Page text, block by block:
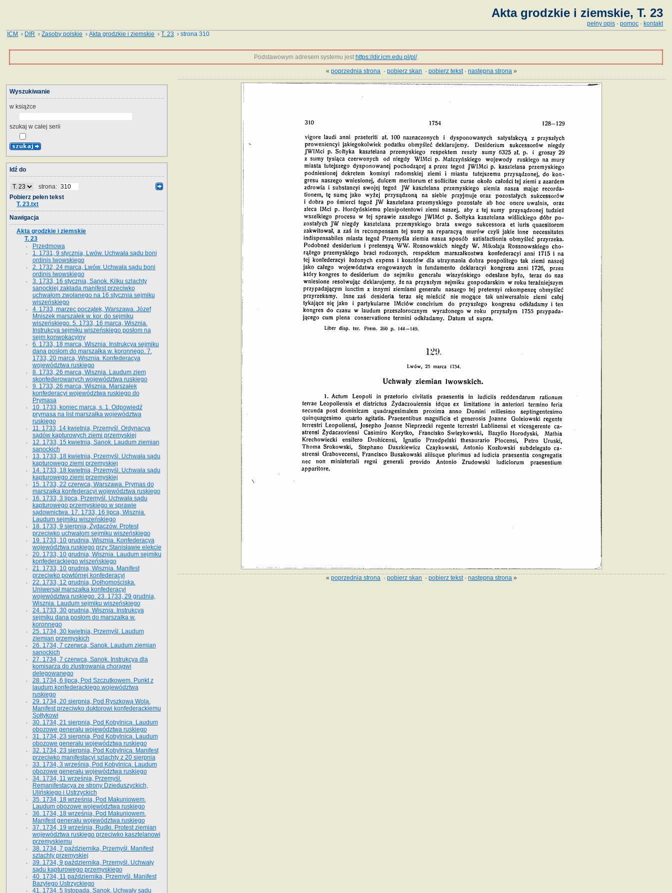
Akta grodzkie i ziemskie, T. 23
pełny opis · pomoc · kontakt
ICM › DIR ›Zasoby polskie ›Akta grodzkie i ziemskie ›T. 23 › strona 310
Podstawowym adresem systemu jest https://dir.icm.edu.pl/pl/.
«poprzednia strona ·pobierz skan ·pobierz tekst·następna strona »
«poprzednia strona ·pobierz skan ·pobierz tekst·następna strona »
Wyszukiwanie
w książce
szukaj w całej serii
Idź do
strona:
Pobierz pełen tekst
T. 23.txt
Nawigacja
Akta grodzkie i ziemskie
T. 23
Przedmowa
1. 1731, 9 stycznia, Lwów. Uchwała sądu boni
ordinis lwowskiego
2. 1732, 24 marca, Lwów. Uchwała sądu boni
ordinis lwowskiego
3. 1733, 16 stycznia, Sanok. Kilku szlachty
sanockiej zakłada manifest przeciwko
uchwałom zwołanego na 16 stycz­nia sejmiku
wiszeńskiego
4. 1733, marzec początek, Warszawa. Józef
Mniszek marszałek w. kor. do sejmiku
wiszeńskiego. 5. 1733, 16 marca, Wisznia.
Instrukcya sejmiku wiszeńskiego posłom na
sejm konwokacyjny
6. 1733, 18 marca, Wisznia. Instrukcya sejmiku
dana posłom do marszałka w. koronnego. 7.
1733, 20 marca, Wisznia. Konfederacya
województwa ruskiego
8. 1733, 26 marca, Wisznia. Laudum ziem
skonfederowanych województwa ruskiego
9. 1733, 26 marca, Wisznia. Marszałek
konfederacyi województwa ruskiego do
Prymasa
10. 1733, koniec marca, s. 1. Odpowiedź
prymasa na list marszałka województwa
ruskiego
11. 1733, 14 kwietnia, Przemyśl. Ordynacya
sądów kapturowych ziemi przemyskiej
12. 1733, 15 kwietnia, Sanok. Laudum ziemian
sanockich
13. 1733, 18 kwietnia, Przemyśl. Uchwała sądu
kapturowego ziemi przemyskiej
14. 1733, 18 kwietnia, Przemyśl. Uchwała sądu
kapturowego ziemi przemyskiej
15. 1733, 22 czerwca, Warszawa. Prymas do
marszałka konfederacyi województwa ruskiego
16. 1733, 3 lipca, Przemyśl. Uchwała sądu
kapturowego przemyskiego w sprawie
sądownictwa. 17. 1733, 16 lipca, Wisznia.
Laudum sejmiku wiszeńskiego
18. 1733, 9 sierpnia, Żydaczów. Protest
przeciwko uchwałom sejmiku wiszeńskiego
19. 1733, 10 grudnia, Wisznia. Konfederacya
województwa ruskiego przy Stanisławie elekcie
20. 1733, 10 grudnia, Wisznia. Laudum sejmiku
konfederackiego wiszeńskiego
21. 1733, 10 grudnia, Wisznia. Manifest
przeciwko powtórnej konfederacyi
22. 1733, 12 grudnia, Dołhomościska.
Uniwersał marszałka konfederacyi
województwa ruskiego. 23. 1733, 29 grudnia,
Wisznia. Laudum sejmiku wiszeńskiego
24. 1733, 30 grudnia, Wisznia. Instrukcya
sejmiku dana posłom do marszałka w.
koronnego
25. 1734, 30 kwietnia, Przemyśl. Laudum
ziemian przemyskich
26. 1734, 7 czerwca, Sanok. Laudum ziemian
sanockich
27. 1734, 7 czerwca, Sanok. Instrukcya dla
komisarza do zlustrowania chorągwi
delegowanego
28. 1734, 6 lipca, Pod Szczutkowem. Punkt z
laudum konfederackiego województwa
ruskiego
29. 1734, 20 sierpnia, Pod Ryszkową Wolą.
Manifest przeciwko duktorowi konfederackiemu
Sołtykowi
30. 1734, 21 sierpnia, Pod Kobylnicą. Laudum
obozowe generału województwa ruskiego
31. 1734, 23 sierpnia, Pod Kobylnicą. Laudum
obozowe generału województwa ruskiego
32. 1734, 23 sierpnia, Pod Kobylnicą. Manifest
przeciwko manifestacyi szlachty z 20 sierpnia
33. 1734, 3 września, Pod Kobylnicą. Laudum
obozowe generału województwa ruskiego
34. 1734, 11 września, Przemyśl.
Remanifestacya ze strony Dzieduszyckich,
Ulińskiego i Ustrzyckich
35. 1734, 18 września, Pod Makuniowem.
Laudum obozowe województwa ruskiego
36. 1734, 18 września, Pod Makuniowem.
Manifest generału województwa ruskiego
37. 1734, 19 września, Rudki. Protest ziemian
województwa ruskiego przeciwko kasztelanowi
przemyskiemu
38. 1734, 7 października, Przemyśl. Manifest
szlachty przemyskiej
39. 1734, 9 października, Przemyśl. Uchwały
sądu kapturowego przemyskiego
40. 1734, 11 października, Przemyśl. Manifest
Bazylego Ustrzyckiego
41. 1734, 5 listopada, Sanok. Uchwały sądu